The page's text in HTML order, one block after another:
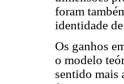
foram
identidade
Os ganhos
o modelo
sentido mais